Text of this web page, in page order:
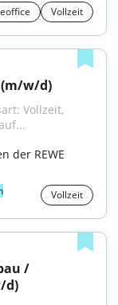
Vollzeit
w/d)
Vollzeit,
der REWE
Vollzeit
/
d)